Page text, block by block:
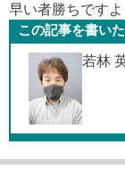
早い者勝ちですよ
この記事を書い
若林